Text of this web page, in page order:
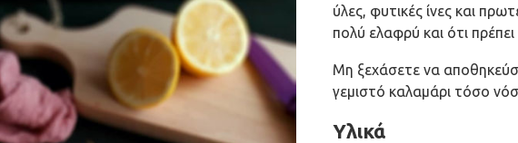
ύλες, φυτικές ίνες και
πολύ ελαφρύ και ότι
Μη ξεχάσετε να
γεμιστό καλαμάρι τόσο
Υλικά